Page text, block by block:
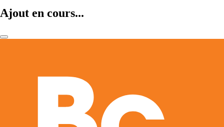
Ajout en cours...